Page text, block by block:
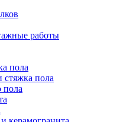
работы
пола
пола
пола